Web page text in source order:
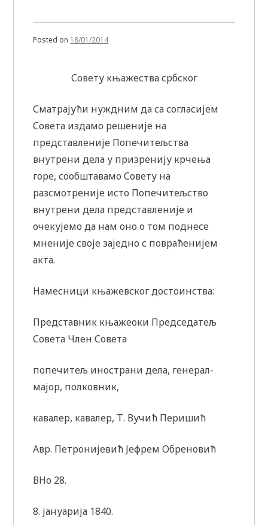
Posted on 18/01/2014
Совету књажества србског
Сматрајући нуждним да са согласијем
Совета издамо решеније на
представленије Попечитељства
внутрени дела у призренију крчења
горе, сообштавамо Совету на
разсмотреније исто Попечитељство
внутрени дела представленије и
очекујемо да нам оно о том поднесе
мненије своје заједно с повраћениjем
акта.
Намесници књажевског достоинства:
Представник књажеоки Председатељ
Совета Член Совета
попечитељ инострани дела, генерал-
мајор, полковник,
кавалер, кавалер, Т. Вучић Перишић
Авр. Петронијевић Јефрем Обреновић
ВНо 28.
8. јануарија 1840.